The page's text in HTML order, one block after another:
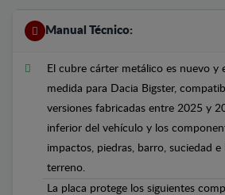
Manual Técnico:
El cubre cárter metálico es nuevo y
medida para Dacia Bigster,
versiones fabricadas entre 2025 y
inferior del vehículo y los
impactos, piedras, barro, suciedad e
terreno.
La placa protege los siguientes